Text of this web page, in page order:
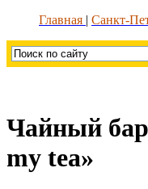
Главная
Санкт-
Чайный
my tea»